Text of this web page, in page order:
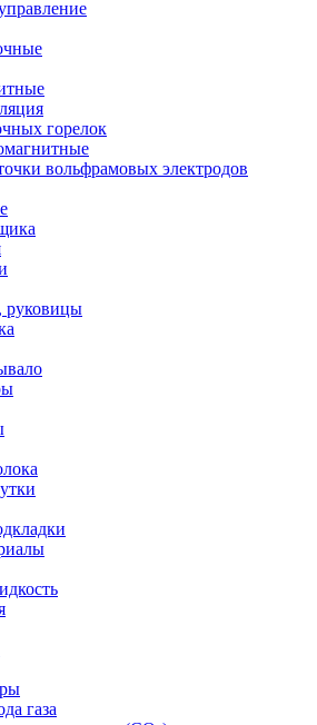
горелок
вольфрамовых электродов
руковицы
газа